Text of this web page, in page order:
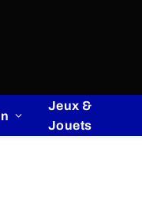
Jeux &
Jouets